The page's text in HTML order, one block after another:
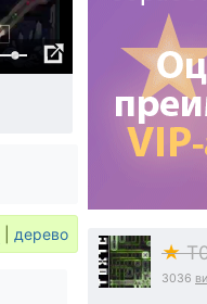
★
3036
дерево